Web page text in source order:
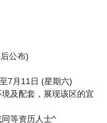
公布)
至7月11日 (星期六)
及配套，展现该区的宜
等资历人士^